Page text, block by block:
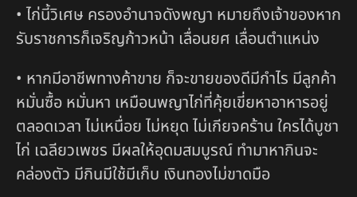
• ไก่นี้วิเศษ ครองอำนาจดังพญา หมายถึงเจ้าของหาก
รับราชการก็เจริญก้าวหน้า เลื่อนยศ เลื่อนตำแหน่ง
• หากมีอาชีพทางค้าขาย ก็จะขายของดีมีกำไร มีลูกค้า
หมั่นซื้อ หมั่นหา เหมือนพญาไก่ที่คุ้ยเขี่ยหาอาหารอยู่
ตลอดเวลา ไม่เหนื่อย ไม่หยุด ไม่เกียจคร้าน ใครได้บูชา
ไก่ เฉลียวเพชร มีผลให้อุดมสมบูรณ์ ทำมาหากินจะ
คล่องตัว มีกินมีใช้มีเก็บ เงินทองไม่ขาดมือ